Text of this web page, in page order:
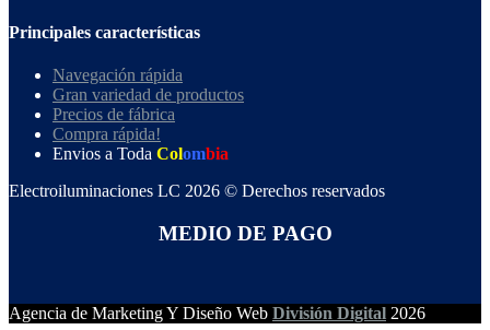
Principales características
Navegación rápida
Gran variedad de productos
Precios de fábrica
Compra rápida!
Envios a Toda Colombia
Electroiluminaciones LC 2026 © Derechos reservados
MEDIO DE PAGO
Agencia de Marketing Y Diseño Web División Digital 2026